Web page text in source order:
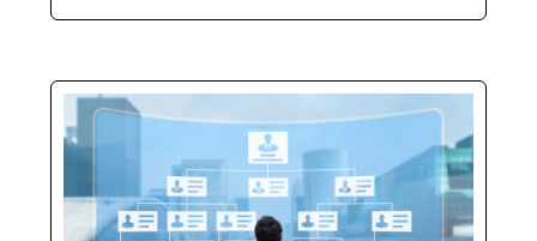
Pocas figuras han ganado tanto peso
en la estructura corporativa española
en la última década como el
compliance officer. Desde que la
reforma del Código Penal extendió la